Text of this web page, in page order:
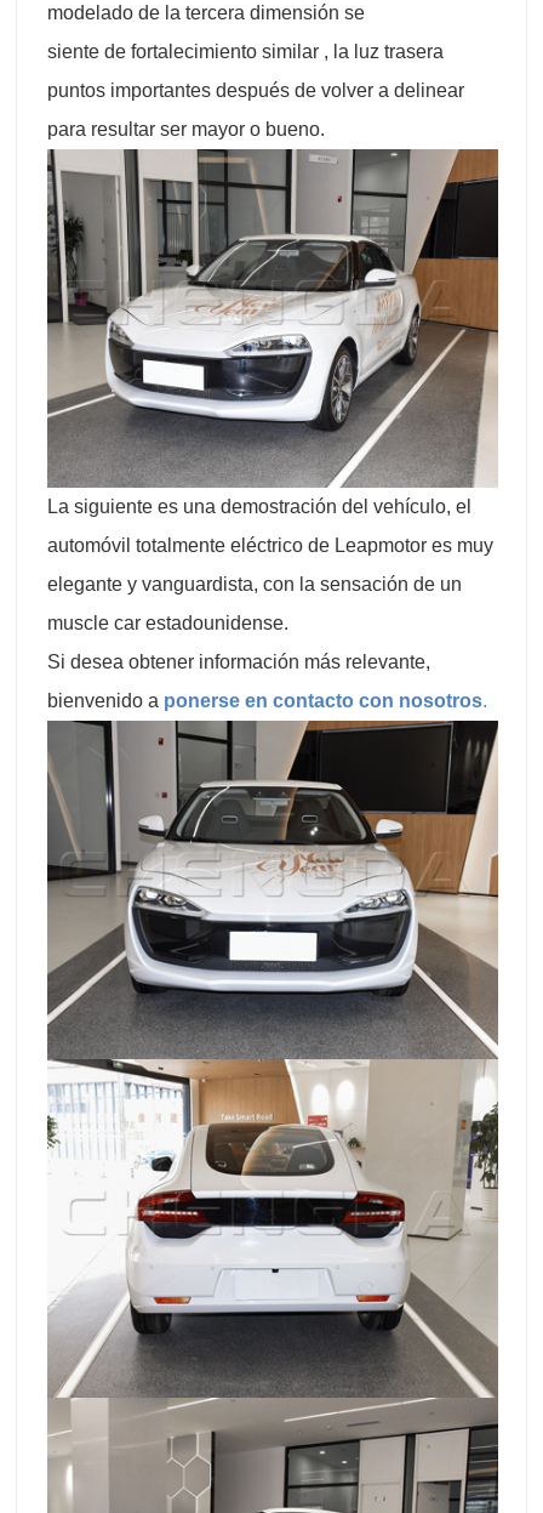
modelado de la tercera dimensión se
siente de fortalecimiento similar , la luz trasera
puntos importantes después de volver a delinear
para resultar ser mayor o bueno.
La siguiente es una demostración del vehículo, el
automóvil totalmente eléctrico de Leapmotor es muy
elegante y vanguardista, con la sensación de un
muscle car estadounidense.
Si desea obtener información más relevante,
bienvenido a ponerse en contacto con nosotros.